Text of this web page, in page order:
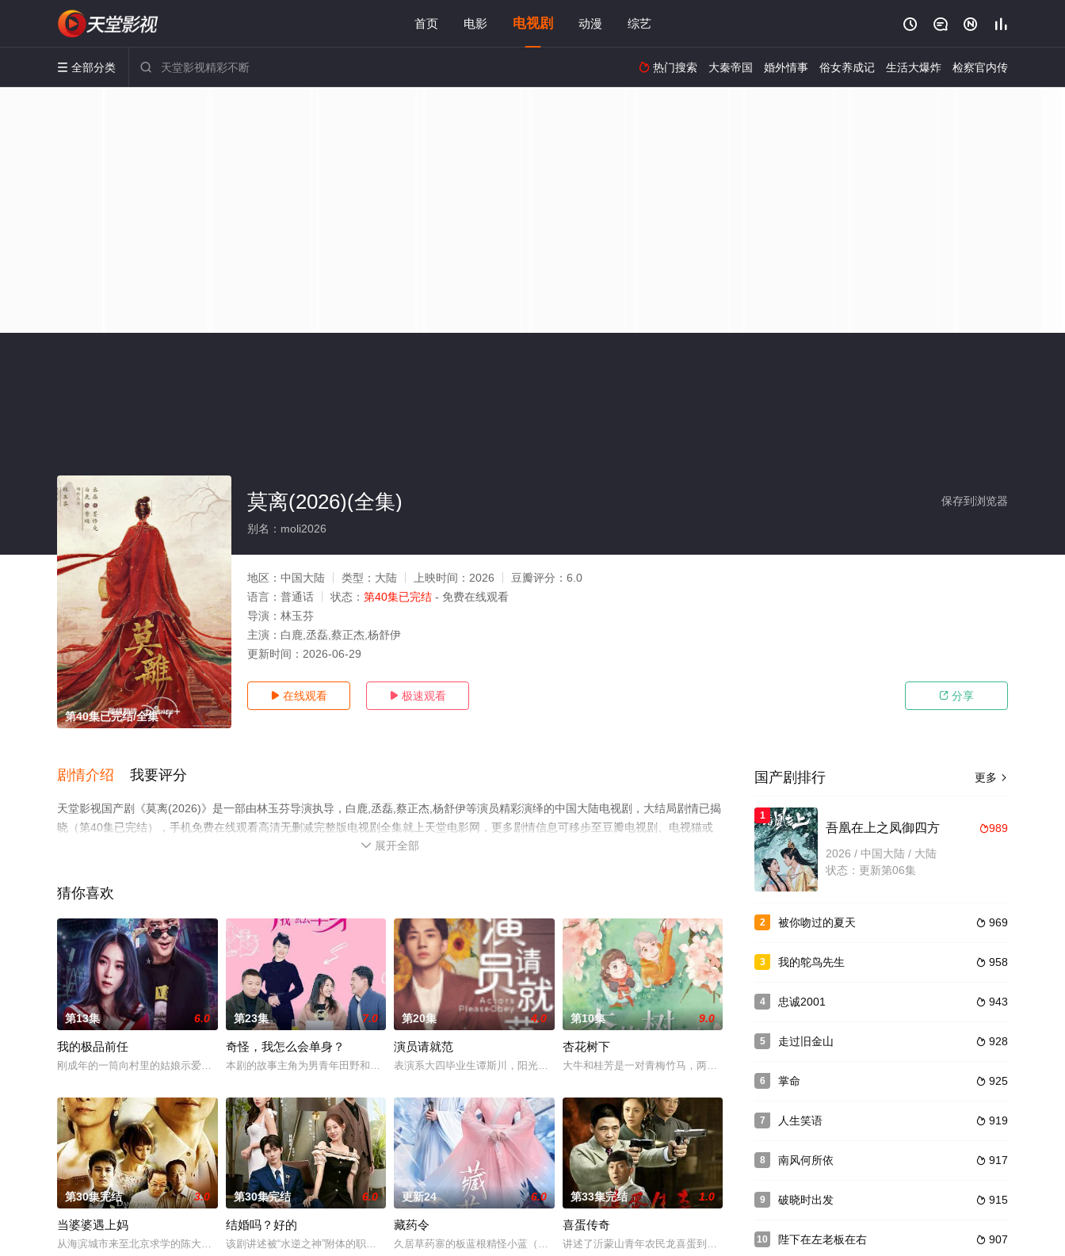
首页 电影 电视剧 动漫 综艺    
 全部分类   热门搜索 大秦帝国 婚外情事 俗女养成记 生活大爆炸 检察官内传
第40集已完结/全集
保存到浏览器
莫离(2026)(全集)
别名：moli2026
地区： 中国大陆 类型： 大陆 上映时间： 2026 豆瓣评分： 6.0
语言： 普通话 状态： 第40集已完结 - 免费在线观看
导演： 林玉芬
主演： 白鹿,丞磊,蔡正杰,杨舒伊
更新时间： 2026-06-29
 在线观看  极速观看  分享
剧情介绍 我要评分
天堂影视国产剧《莫离(2026)》是一部由林玉芬导演执导，白鹿,丞磊,蔡正杰,杨舒伊等演员精彩演绎的中国大陆电视剧，大结局剧情已揭
晓（第40集已完结），手机免费在线观看高清无删减完整版电视剧全集就上天堂电影网，更多剧情信息可移步至豆瓣电视剧、电视猫或
 展开全部
猜你喜欢
第13集 6.0
我的极品前任
刚成年的一筒向村里的姑娘示爱被拒绝，他备受打击，于是踏上了漫长的求师之路。经过不懈努力，一筒参透爱情的真谛，最
第23集 7.0
奇怪，我怎么会单身？
本剧的故事主角为男青年田野和女青年梁笑笑，他们将以交错的方式在每一集中扮演不同的具有代表性的角色。二人每天的生
第20集 4.0
演员请就范
表演系大四毕业生谭斯川，阳光帅气，对演艺圈大环境有着初生牛犊的傲气，对所谓的规则嗤之以鼻，只想成为像自己的偶像
第10集 9.0
杏花树下
大牛和桂芳是一对青梅竹马，两人到了该订婚的年纪。桂芳去城里后带回来了新的男朋友，大牛从此神情恍惚
第30集完结 3.0
当婆婆遇上妈
从海滨城市来至北京求学的陈大可（贾乃亮 饰），在学期间与本地的女孩罗佳（李小璐 饰）相恋，二人情投意合，更相约
第30集完结 6.0
结婚吗？好的
该剧讲述被“水逆之神”附体的职场萌新宓初夏（鞠可儿 饰），前脚被闺蜜设计、初恋男友坑骗，后脚和奢侈品集团总裁唐
更新24 6.0
藏药令
久居草药寨的板蓝根精怪小蓝（林小宅 饰），意外救下了竟能突破草药寨结界的医官阿九（潘毅鸿 饰），谁知阿九除了是
第33集完结 1.0
喜蛋传奇
讲述了沂蒙山青年农民龙喜蛋到上海打工挣钱，被隆盛行管家阴差阳错当成大老板隆得宝失散多年的少爷隆地
更多 
国产剧排行
1
989
吾凰在上之凤御四方
2026 / 中国大陆 / 大陆
状态：更新第06集
2  969
被你吻过的夏天
3  958
我的鸵鸟先生
4  943
忠诚2001
5  928
走过旧金山
6  925
掌命
7  919
人生笑语
8  917
南风何所依
9  915
破晓时出发
10  907
陛下在左老板在右